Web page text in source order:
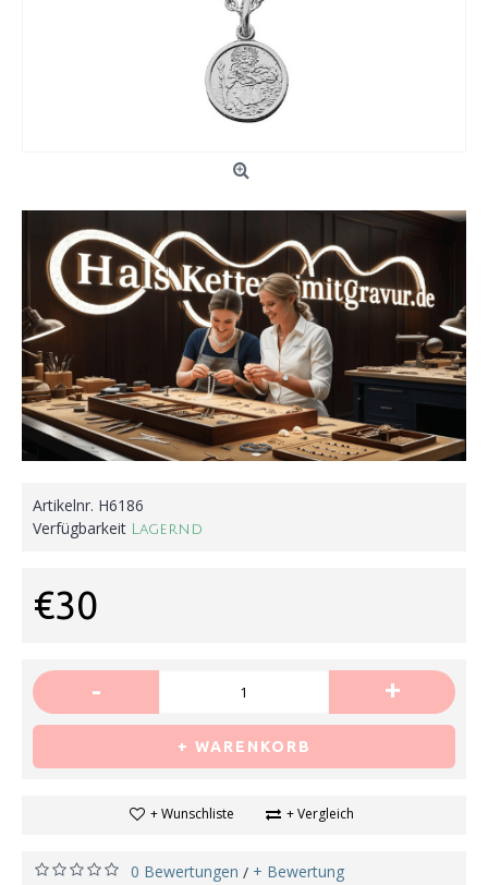
Artikelnr. H6186
Verfügbarkeit Lagernd
€30
- +
+ WARENKORB
+ Wunschliste + Vergleich
0 Bewertungen / + Bewertung